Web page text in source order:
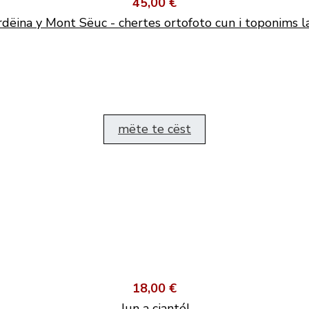
y Mont Sëuc - chertes ortofoto cun i toponims
mëte te cëst
18,00 €